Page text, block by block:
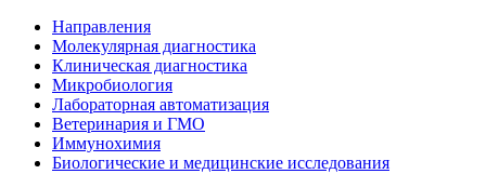
Направления
Молекулярная диагностика
Клиническая диагностика
Микробиология
Лабораторная автоматизация
Ветеринария и ГМО
Иммунохимия
Биологические и медицинские исследования